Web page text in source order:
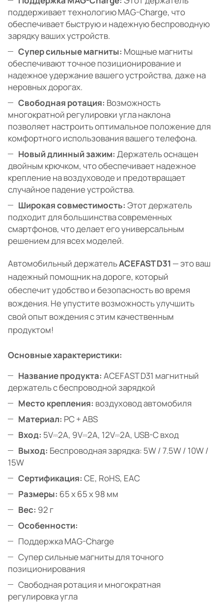
поддерживает технологию MAG-Charge, что
обеспечивает быструю и надежную беспроводную
зарядку ваших устройств.
Супер сильные магниты: Мощные магниты
обеспечивают точное позиционирование и
надежное удержание вашего устройства, даже на
неровных дорогах.
Свободная ротация: Возможность
многократной регулировки угла наклона
позволяет настроить оптимальное положение для
комфортного использования вашего телефона.
Новый длинный зажим: Держатель оснащен
двойным крючком, что обеспечивает надежное
крепление на воздуховоде и предотвращает
случайное падение устройства.
Широкая совместимость: Этот держатель
подходит для большинства современных
смартфонов, что делает его универсальным
решением для всех моделей.
Автомобильный держательACEFAST D31 — это ваш
надежный помощник на дороге, который
обеспечит удобство и безопасность во время
вождения. Не упустите возможность улучшить
свой опыт вождения с этим качественным
продуктом!
Основные характеристики:
Название продукта: ACEFAST D31 магнитный
держатель с беспроводной зарядкой
Место крепления: воздуховод автомобиля
Материал: PC + ABS
Вход: 5V⎓2A, 9V⎓2A, 12V⎓2A, USB-C вход
Выход: Беспроводная зарядка: 5W / 7.5W / 10W /
15W
Сертификация: CE, RoHS, EAC
Размеры: 65 x 65 x 98 мм
Вес: 92 г
Особенности:
Поддержка MAG-Charge
Супер сильные магниты для точного
позиционирования
Свободная ротация и многократная
регулировка угла